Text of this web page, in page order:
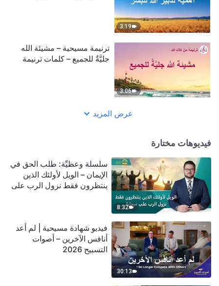
3:19
3:06
ترنيمة مسيحية – مشيئة الله
جليَّةٌ للجميع – كلمات ترنيمة
عرض المزيد
فيديوهات مختارة
8:32
سلسلة وعظيِّة: طلب الحق في
الإيمان – الويل لأولئك الذين
ينتظرون فقط نزول الرب على
30:13
فيديو شهادة مسيحية | لم أعد
أنافس الآخرين – أصوات
التسبيح 2026